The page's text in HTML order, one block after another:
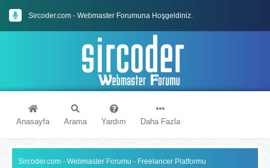
Sircoder.com - Webmaster Forumuna Hoşgeldiniz.
Sircoder.com Webmaster Forumu Kuralları
Anasayfa Arama Yardım Daha Fazla
Sircoder.com - Webmaster Forumu - Freelancer Platformu